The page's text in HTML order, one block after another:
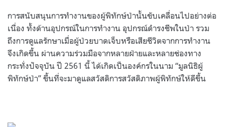
การสนับสนุนการทำงานของผู้พิทักษ์ป่านั้นขับเคลื่อนไปอย่างต่อ
เนื่อง ทั้งด้านอุปกรณ์ในการทำงาน อุปกรณ์ดำรงชีพในป่า รวม
ถึงการดูแลรักษาเมื่อผู้ป่วยบาดเจ็บหรือเสียชีวิตจากการทำงาน
จึงเกิดขึ้น ผ่านความร่วมมือจากหลายฝ่ายและหลายช่องทาง
กระทั่งปัจจุบัน ปี 2561 นี้ ได้เกิดเป็นองค์กรในนาม “มูลนิธิผู้
พิทักษ์ป่า” ขึ้นที่จะมาดูแลสวัสดิการสวัสดิภาพผู้พิทักษ์ให้ดีขึ้น